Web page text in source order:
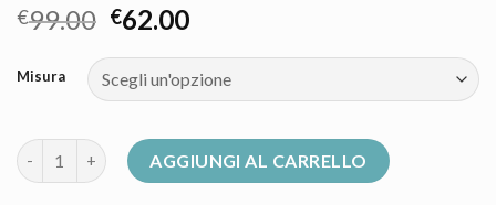
€99.00 €62.00
Misura
piumino donna save the duck quantità
AGGIUNGI AL CARRELLO